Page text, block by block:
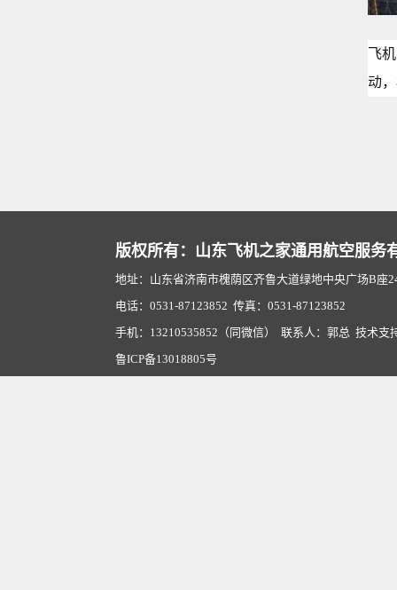
飞
动
版权所有：山东飞机之家通用航空服务
地址：山东省济南市槐荫区齐鲁大道绿地中央广场B座
电话：0531-87123852 传真：0531-87123852
手机：13210535852（同微信） 联系人：郭总 技术支
鲁ICP备13018805号